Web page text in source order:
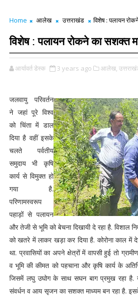
Home आलेख उत्तराखंड विशेष : पलायन
विशेष : पलायन रोकने का सशक्त
आर्यावर्त डेस्क 3 years ago आलेख,
जलवायु परिवर्तन
ने जहां पूरे विश्व
को चिंता में डाल
दिया है वहीं इसके
चलते पर्वतीय
समुदाय भी कृषि
कार्य से विमुक्त हो
गया है.
परिणामस्वरूप
पहाड़ों से पलायन
और तेजी से भूमि को बेचना दिखायी दे रहा है. विशाल
को खतरे में लाकर खड़ा कर दिया है. कोरोना काल में
था. प्रवासियों का अपने क्षेत्रों में वापसी हुई तो
व भूमि की कीमत को पहचाना और कृषि कार्य के
जिसमें लघु उघोग के साथ सघन बाग प्रमुख रहा है.
संवर्धन व आय सृजन का सशक्त माध्यम बन रहा है.